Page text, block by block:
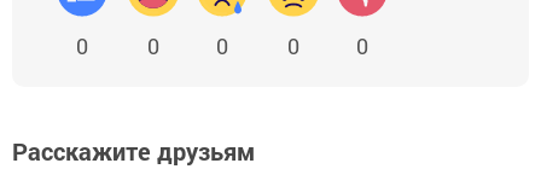
0 0 0 0 0
Расскажите друзьям